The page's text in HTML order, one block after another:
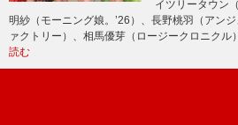
イツリータウン
明紗（モーニング娘。’26）、長野桃羽（アン
ァクトリー）、相馬優芽（ロージークロニクル
読む